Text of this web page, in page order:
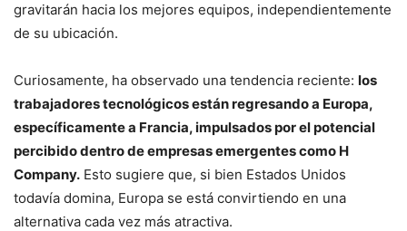
gravitarán hacia los mejores equipos, independientemente
de su ubicación.
Curiosamente, ha observado una tendencia reciente: los
trabajadores tecnológicos están regresando a Europa,
específicamente a Francia, impulsados ​​por el potencial
percibido dentro de empresas emergentes como H
Company. Esto sugiere que, si bien Estados Unidos
todavía domina, Europa se está convirtiendo en una
alternativa cada vez más atractiva.